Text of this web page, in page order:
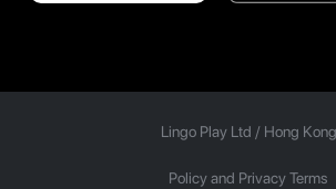
Lingo Play Ltd / Hong Kong
Policy and Privacy Terms